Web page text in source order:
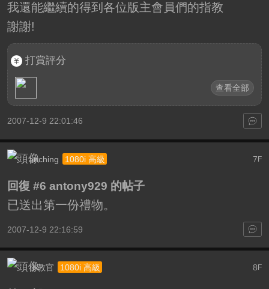
我還能繼續的得到各位版主會員們的指教
謝謝!
打賞評分
查看全部
2007-12-9 22:01:46
7F
anching 1080i 高級
回復 #6 antony929 的帖子
已送出第一份禮物。
2007-12-9 22:16:59
8 F
小教官 1080i 高級